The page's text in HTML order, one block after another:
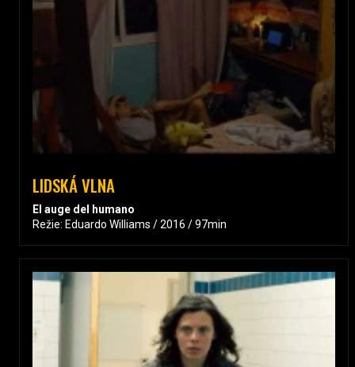
LIDSKÁ VLNA
El auge del humano
Režie: Eduardo Williams / 2016 / 97min